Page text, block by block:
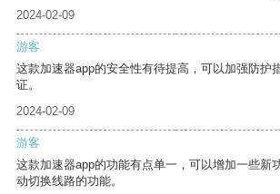
2024-02-09
游客
这款加速器app的安全性有待提高，可以加强防护
证。
2024-02-09
游客
这款加速器app的功能有点单一，可以增加一些新
动切换线路的功能。